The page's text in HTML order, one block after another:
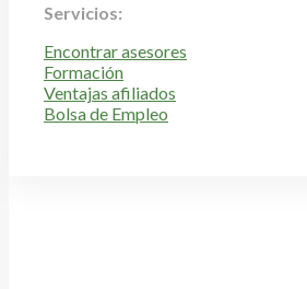
Servicios:
Encontrar asesores
Formación
Ventajas afiliados
Bolsa de Empleo